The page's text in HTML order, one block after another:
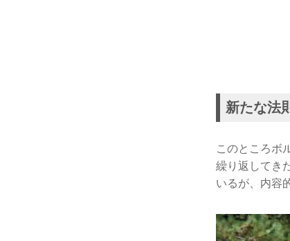
新たな法
このところボ
繰り返してき
いるが、内容